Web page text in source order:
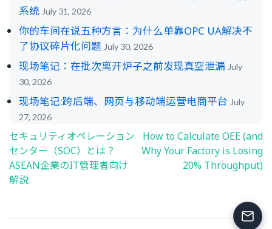
系统 July 31, 2026
你的车间在说五种方言：为什么单靠OPC UA解决不
了协议碎片化问题 July 30, 2026
现场笔记：在批次离开炉子之前发现真空泄漏 July
30, 2026
现场笔记:跨后端、网页与移动端运营电商平台 July
27, 2026
Post
navigation
セキュリティオペレーション
センター（SOC）とは？
ASEAN企業のIT管理者向け
解説
How to Calculate OEE (and
Why Your Factory is Losing
20% Throughput)